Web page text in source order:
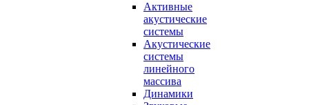
Активные
акустические
системы
Акустические
системы
линейного
массива
Динамики